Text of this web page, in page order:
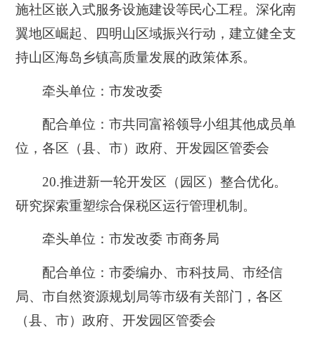
施社区嵌入式服务设施建设等民心工程。深化南
翼地区崛起、四明山区域振兴行动，建立健全支
持山区海岛乡镇高质量发展的政策体系。
牵头单位：市发改委
配合单位：市共同富裕领导小组其他成员单
位，各区（县、市）政府、开发园区管委会
20.推进新一轮开发区（园区）整合优化。
研究探索重塑综合保税区运行管理机制。
牵头单位：市发改委 市商务局
配合单位：市委编办、市科技局、市经信
局、市自然资源规划局等市级有关部门，各区
（县、市）政府、开发园区管委会